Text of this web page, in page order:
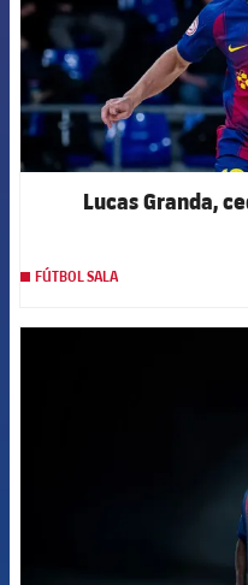
Lucas Granda,
FÚTBOL SALA